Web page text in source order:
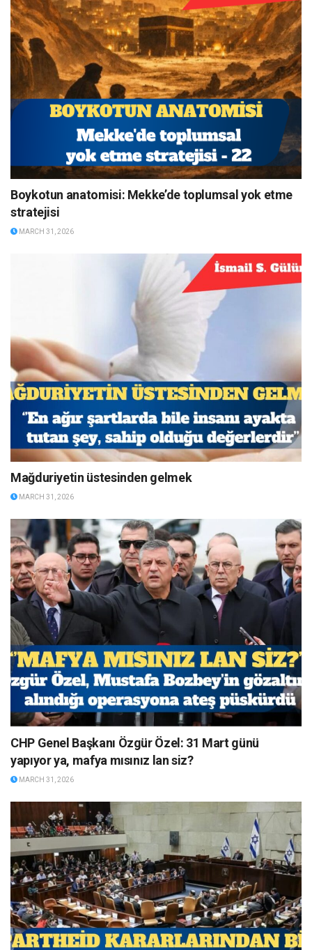
Boykotun anatomisi: Mekke’de toplumsal yok etme
stratejisi
MARCH 31, 2026
Mağduriyetin üstesinden gelmek
MARCH 31, 2026
CHP Genel Başkanı Özgür Özel: 31 Mart günü
yapıyor ya, mafya mısınız lan siz?
MARCH 31, 2026